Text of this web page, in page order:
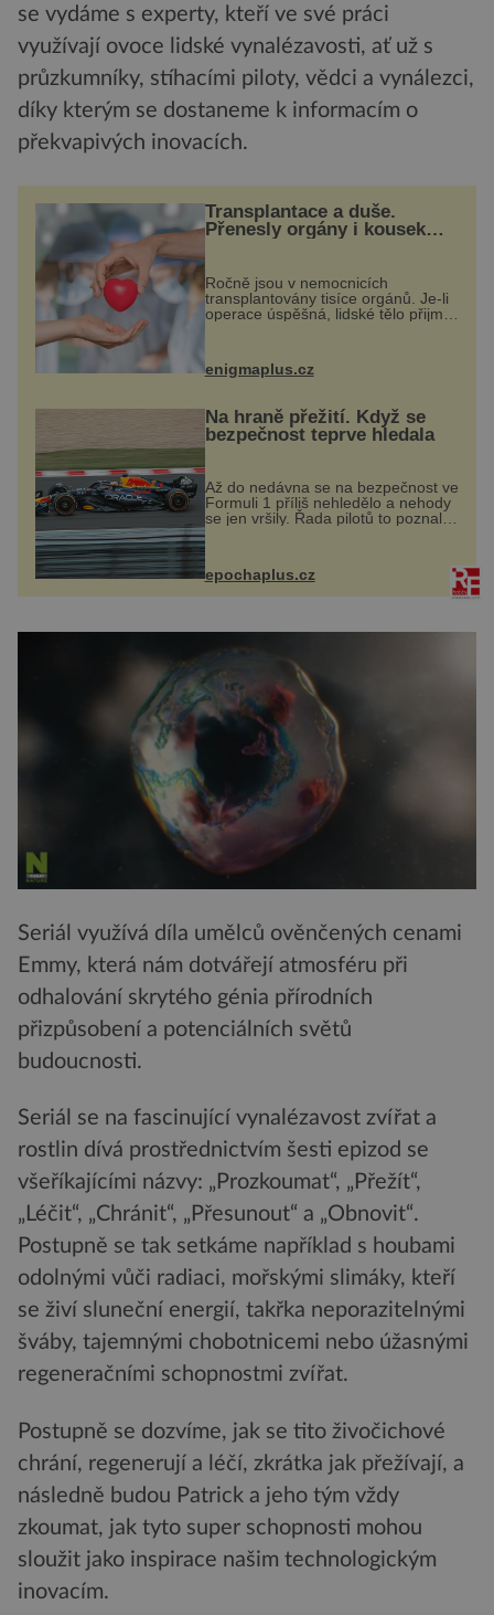
se vydáme s experty, kteří ve své práci
využívají ovoce lidské vynalézavosti, ať už s
průzkumníky, stíhacími piloty, vědci a vynálezci,
díky kterým se dostaneme k informacím o
překvapivých inovacích.
Transplantace a duše.
Přenesly orgány i kousek
Ročně jsou v nemocnicích
transplantovány tisíce orgánů. Je-li
operace úspěšná, lidské tělo přijme
co když při transplantaci
nepřijímám...
enigmaplus.cz
Na hraně přežití. Když se
bezpečnost teprve hledala
Až do nedávna se na bezpečnost ve
Formuli 1 příliš nehledělo a nehody
se jen vršily. Řada pilotů to poznala
na vlastní kůži, často s trvalými
následky nebo bohužel i ztrátou
života. Dnes nepochopiteln...
epochaplus.cz
Seriál využívá díla umělců ověnčených cenami
Emmy, která nám dotvářejí atmosféru při
odhalování skrytého génia přírodních
přizpůsobení a potenciálních světů
budoucnosti.
Seriál se na fascinující vynalézavost zvířat a
rostlin dívá prostřednictvím šesti epizod se
všeříkajícími názvy: „Prozkoumat“, „Přežít“,
„Léčit“, „Chránit“, „Přesunout“ a „Obnovit“.
Postupně se tak setkáme například s houbami
odolnými vůči radiaci, mořskými slimáky, kteří
se živí sluneční energií, takřka neporazitelnými
šváby, tajemnými chobotnicemi nebo úžasnými
regeneračními schopnostmi zvířat.
Postupně se dozvíme, jak se tito živočichové
chrání, regenerují a léčí, zkrátka jak přežívají, a
následně budou Patrick a jeho tým vždy
zkoumat, jak tyto super schopnosti mohou
sloužit jako inspirace našim technologickým
inovacím.